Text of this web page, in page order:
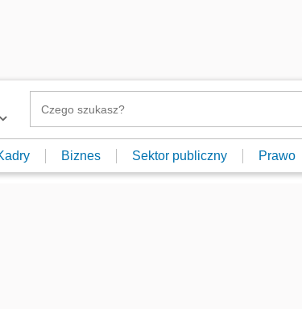
Biznes Sektor publiczny Prawo